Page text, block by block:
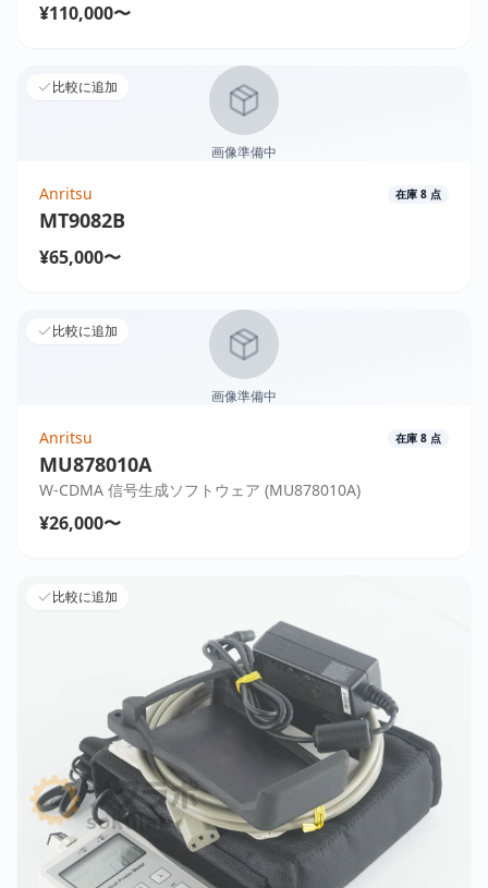
¥110,000〜
比較に追加
画像準備中
Anritsu 在庫 8 点
MT9082B
¥65,000〜
比較に追加
画像準備中
Anritsu 在庫 8 点
MU878010A
W-CDMA 信号生成ソフトウェア (MU878010A)
¥26,000〜
比較に追加